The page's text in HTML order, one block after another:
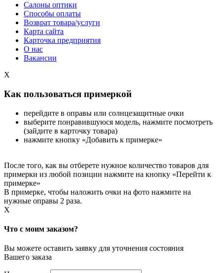
Салоны оптики
Способы оплаты
Возврат товара/услуги
Карта сайта
Карточка предприятия
О нас
Вакансии
X
Как пользоваться примеркой
перейдите в оправы или солнцезащитные очки
выберите понравившуюся модель, нажмите посмотреть
(зайдите в карточку товара)
нажмите кнопку «Добавить к примерке»
После того, как вы отберете нужное количество товаров для
примерки из любой позиции нажмите на кнопку «Перейти к
примерке»
В примерке, чтобы наложить очки на фото нажмите на
нужные оправы 2 раза.
X
Что с моим заказом?
Вы можете оставить заявку для уточнения состояния
Вашего заказа